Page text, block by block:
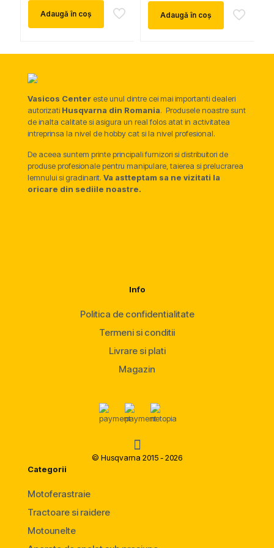
Adaugă în coș
a
fost:
23.000 lei.
este:
21.849
Adaugă în coș
Vasicos Center este unul dintre cei mai importanti dealeri
autorizati Husqvarna din Romania. Produsele noastre sunt
de inalta calitate si asigura un real folos atat in activitatea
intreprinsa la nivel de hobby cat si la nivel profesional.
De aceea suntem printe principali furnizori si distribuitori de
produse profesionale pentru manipulare, taierea si prelucrarea
lemnului si gradinarit. Va astteptam sa ne vizitati la
oricare din sediile noastre.
Info
Politica de confidentialitate
Termeni si conditii
Livrare si plati
Magazin
© Husqvarna 2015 - 2026
Categorii
Motoferastraie
Tractoare si raidere
Motounelte